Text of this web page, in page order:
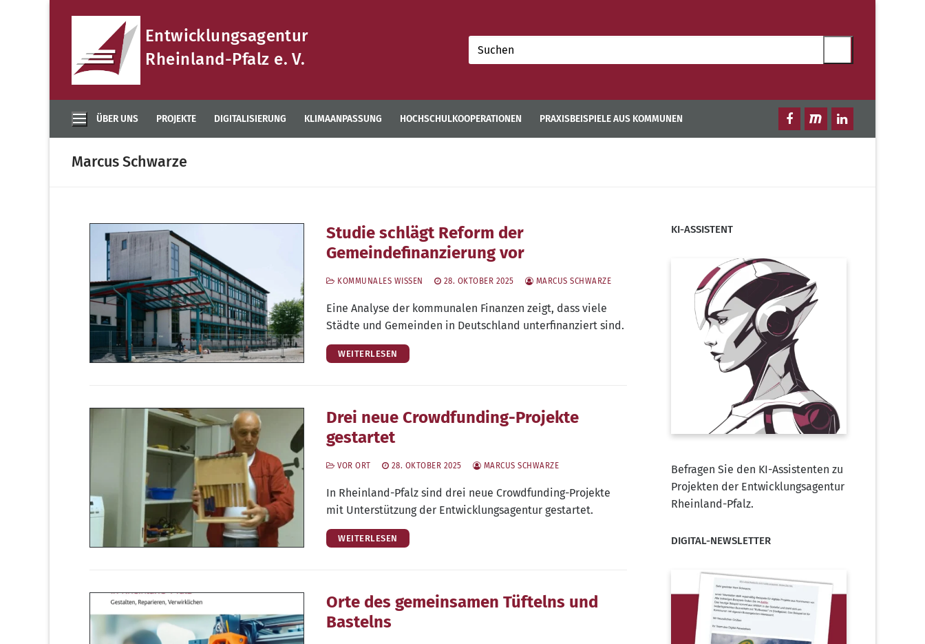
Entwicklungsagentur
Rheinland-Pfalz e. V.
Suchen
nach:
ÜBER UNS PROJEKTE DIGITALISIERUNG KLIMAANPASSUNG HOCHSCHULKOOPERATIONEN PRAXISBEISPIELE AUS KOMMUNEN
Marcus Schwarze
Studie schlägt Reform der
Gemeindefinanzierung vor
KOMMUNALES WISSEN 28. OKTOBER 2025 MARCUS SCHWARZE
Eine Ana­ly­se der kom­mu­na­len Finan­zen zeigt, dass vie­le
Städ­te und Gemein­den in Deutsch­land unter­fi­nan­ziert sind.
WEITERLESEN
Drei neue Crowdfunding-Projekte
gestartet
VOR ORT 28. OKTOBER 2025 MARCUS SCHWARZE
In Rhein­land-Pfalz sind drei neue Crowd­fun­ding-Pro­jek­te
mit Unter­stüt­zung der Ent­wick­lungs­agen­tur gestartet.
WEITERLESEN
Orte des gemeinsamen Tüftelns und
Bastelns
KI-ASSISTENT
Befragen Sie den KI-Assistenten zu
Projekten der Entwicklungsagentur
Rheinland-Pfalz.
DIGITAL-NEWSLETTER